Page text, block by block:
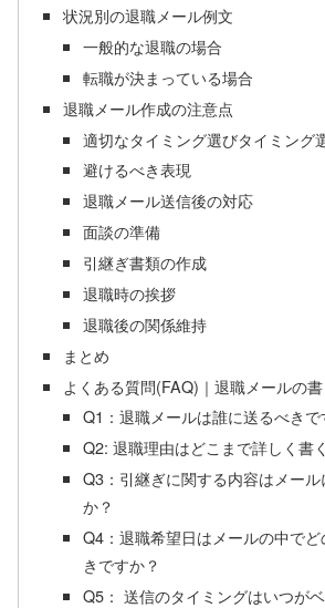
状況別の退職メール例文
一般的な退職の場合
転職が決まっている場合
退職メール作成の注意点
適切なタイミング選びタイミング
避けるべき表現
退職メール送信後の対応
面談の準備
引継ぎ書類の作成
退職時の挨拶
退職後の関係維持
まとめ
よくある質問(FAQ)｜退職メールの
Q1：退職メールは誰に送るべきで
Q2: 退職理由はどこまで詳しく書
Q3：引継ぎに関する内容はメー
か？
Q4：退職希望日はメールの中で
きですか？
Q5： 送信のタイミングはいつが